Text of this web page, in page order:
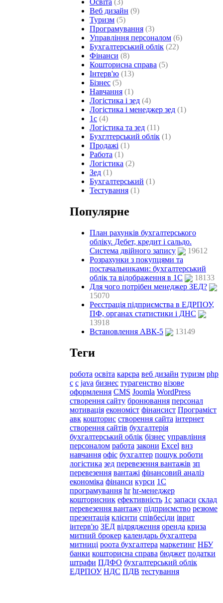
Освіта (3)
Веб дизайн (9)
Туризм (5)
Програмування (3)
Управління персоналом (6)
Бухгалтерський облік (22)
Фінанси (8)
Кошторисна справа (5)
Інтерв'ю (13)
Бізнес (5)
Навчання (1)
Логістика і зед (4)
Логістика і менеджер зед (1)
1с (4)
Логістика та зед (11)
Бухглтерський облік (1)
Продажі (1)
Работа (1)
Логістика (2)
Зед (1)
Бухгалтерський (1)
Тестування (1)
Популярне
План рахунків бухгалтерського
обліку. Дебет, кредит і сальдо.
Система двійного запису
19612
Розрахунки з покупцями та
постачальниками: бухгалтерський
облік та відображення в 1С
18133
Для чого потрібен менеджер ЗЕД?
15070
Реєстрація підприємства в ЕДРПОУ,
ПФ, органах статистики і ДНС
13918
Встановлення АВК-5
13149
Теги
робота освіта карєра веб дизайн туризм php
c с java бизнес турагенство візове
оформлення CMS Joomla WordPress
створення сайту бронювання персонал
мотивація економіст фінансист Програміст
авк кошторис створення сайта інтернет
створення сайтів бухгалтерія
бухгалтерський облік бізнес управління
персоналом работа закони Excel внз
навчання офіс бухгалтер пошук роботи
логістика зед перевезення вантажів зп
перевезення вантажі фінансовий аналіз
економіка фінанси курси 1С
програмування hr hr-менеджер
кошторисник ефективність 1с запаси склад
перевезення вантажу підприємство резюме
презентація клієнти співбесіди іврит
інтерв'ю ЗЕД відрядження оренда криза
митний брокер календарь бухгалтера
митниці роота бухгалтера маркетинг НБУ
банки кошторисна справа бюджет податки
штрафи ПДФО бухгалтерський облік
ЕДРПОУ НДС ПДВ тестування